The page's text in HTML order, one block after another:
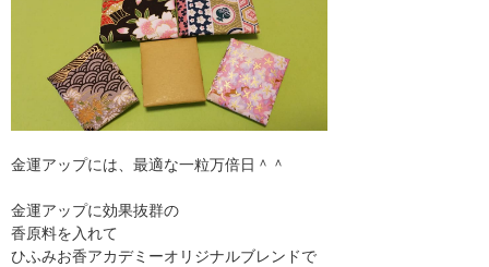
金運アップには、最適な一粒万倍日＾＾
金運アップに効果抜群の
香原料を入れて
ひふみお香アカデミーオリジナルブレンドで